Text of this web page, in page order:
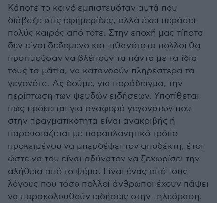
Κάποτε το κοινό εμπιστευόταν αυτά που
διάβαζε στις εφημερίδες, αλλά έχει περάσει
πολύς καιρός από τότε. Στην εποχή μας τίποτα
δεν είναι δεδομένο και πιθανότατα πολλοί θα
προτιμούσαν να βλέπουν τα πάντα με τα ίδια
τους τα μάτια, να κατανοούν πληρέστερα τα
γεγονότα. Ας δούμε, για παράδειγμα, την
περίπτωση των ψευδών ειδήσεων. Υποτίθεται
πως πρόκειται για αναφορά γεγονότων που
στην πραγματικότητα είναι ανακριβής ή
παρουσιάζεται με παραπλανητικό τρόπο
προκειμένου να μπερδέψει τον αποδέκτη, έτσι
ώστε να του είναι αδύνατον να ξεχωρίσει την
αλήθεια από το ψέμα. Είναι ένας από τους
λόγους που τόσο πολλοί άνθρωποι έχουν πάψει
να παρακολουθούν ειδήσεις στην τηλεόραση.